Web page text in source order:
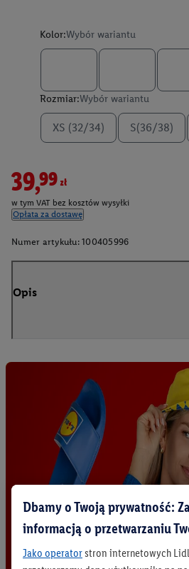
Kolor:Wybór wariantu
Rozmiar:Wybór wariantu
XS (32/34) S(36/38)
39,99zł
w tym VAT bez kosztów wysyłki
Opłata za dostawę
Numer artykułu: 100405996
Opis
Dbamy o Twoją prywatność:
informacją o przetwarzaniu
Jako operatorstron internetowych